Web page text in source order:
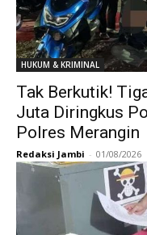
HUKUM & KRIMINAL
Tak Berkutik!
Juta Diringkus
Polres Merangin
Redaksi Jambi - 01/08/2026